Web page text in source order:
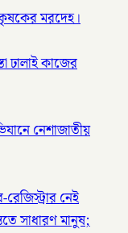
মরদেহ।
ঢালাই কাজের
নেশাজাতীয়
নেই
সাধারণ মানুষ;